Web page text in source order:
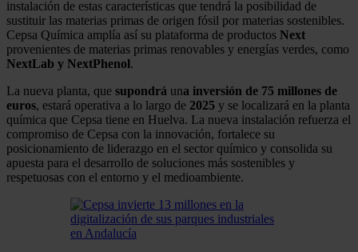
instalación de estas características que tendrá la posibilidad de
sustituir las materias primas de origen fósil por materias sostenibles.
Cepsa Química amplía así su plataforma de productos Next
provenientes de materias primas renovables y energías verdes, como
NextLab y NextPhenol.
La nueva planta, que supondrá una inversión de 75 millones de
euros, estará operativa a lo largo de 2025 y se localizará en la planta
química que Cepsa tiene en Huelva. La nueva instalación refuerza el
compromiso de Cepsa con la innovación, fortalece su
posicionamiento de liderazgo en el sector químico y consolida su
apuesta para el desarrollo de soluciones más sostenibles y
respetuosas con el entorno y el medioambiente.